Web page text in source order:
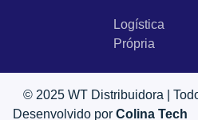
Logística
Própria
© 2025 WT Distribuidora |
Desenvolvido por Colina Tech